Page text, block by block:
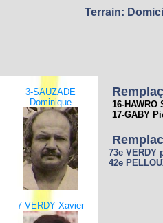
Terrain:
3-SAUZADE
Dominique
7-VERDY Xavier
16-HAWRO
17-GABY
73e VERDY
42e